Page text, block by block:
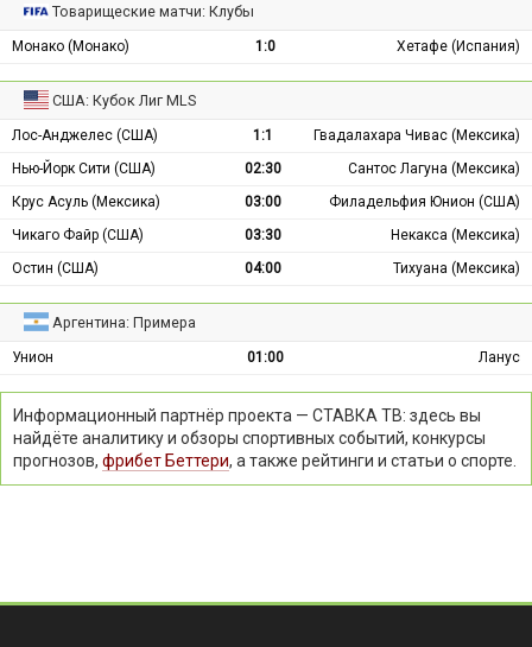
Товарищеские матчи: Клубы
Монако (Монако) 1:0 Хетафе (Испания)
США: Кубок Лиг MLS
Лос-Анджелес (США) 1:1
Гвадалахара Чивас (Мексика)
Нью-Йорк Сити (США)
02:30
Сантос Лагуна (Мексика)
Крус Асуль (Мексика)
03:00
Филадельфия Юнион (США)
Чикаго Файр (США)
03:30
Некакса (Мексика)
Остин (США)
04:00 Тихуана (Мексика)
Аргентина: Примера
Унион 01:00 Ланус
Информационный партнёр проекта — СТАВКА ТВ: здесь вы
найдёте аналитику и обзоры спортивных событий, конкурсы
прогнозов, фрибет Беттери, а также рейтинги и статьи о спорте.